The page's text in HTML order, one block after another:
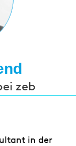
zeb
in der